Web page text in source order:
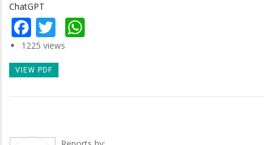
ChatGPT
Facebook
Twitter
1225 views
VIEW PDF